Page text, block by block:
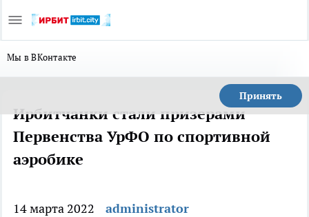
Мы в ВКонтакте
Принять
Ирбитчанки стали призерами
Первенства УрФО по спортивной
аэробике
14 марта 2022 administrator